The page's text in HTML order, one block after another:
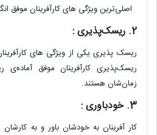
اصلی‌ترین ویژگی های کارآفرینان موفق
2. ریسک‌پذیری :
ریسک پذیری یکی از ویژگی های
ریسک‌پذیری کارآفرینان موفق
زمان‌شان هستند.
3. خودباوری :
کار آفرینان به خودشان باور و به